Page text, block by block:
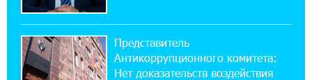
17:16:14 30-07-2026
ВТБ (Армения): вклад «Стабильный» — до
10% годовых и оформление в мобильном
приложении
Представитель
Антикоррупционного комитета:
Нет доказательств воздействия